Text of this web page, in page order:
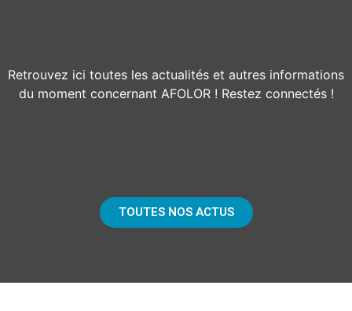
Retrouvez ici toutes les actualités et autres informations
du moment concernant AFOLOR ! Restez connectés !
TOUTES NOS ACTUS